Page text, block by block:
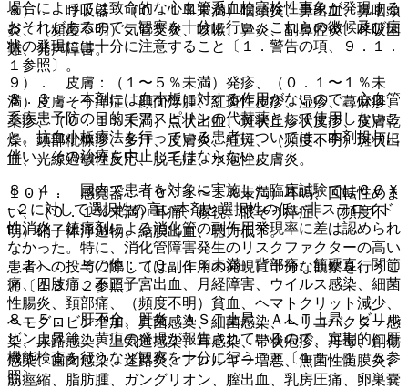
場合によっては致命的な心血管系血栓塞栓性事象が発現する
おそれがあるので、観察を十分に行い、これらの徴候及び症
状の発現には十分に注意すること〔１．警告の項、９．１．
１参照〕。
８．３． 本剤には血小板に対する作用がないので、心血管
系疾患予防の目的でアスピリンの代替薬として使用しないこ
と。抗血小板療法を行っている患者については、本剤投与に
伴い、その治療を中止してはならない。
８．４． 国内で患者を対象に実施した臨床試験ではＣＯＸ
−２に対して選択性の高い本剤と選択性の低い非ステロイド
性消炎・鎮痛剤による消化管の副作用発現率に差は認められ
なかった。特に、消化管障害発生のリスクファクターの高い
患者への投与に際しては副作用の発現に十分な観察を行うこ
と〔１８．２参照〕。
８．５． 肝不全、肝炎、ＡＳＴ上昇、ＡＬＴ上昇、ビリル
ビン上昇等、黄疸の発現が報告されているので、定期的に肝
機能検査を行うなど観察を十分に行うこと〔１１．１．５参
照〕。
８）． 呼吸器：（０．１％未満）咽頭炎、鼻出血、鼻咽頭
炎、（頻度不明）気管支炎、咳嗽、鼻炎、副鼻腔炎、呼吸困
難、発声障害。
９）． 皮膚：（１〜５％未満）発疹、（０．１〜１％未
満）皮膚そう痒症、顔面浮腫、紅斑性皮疹、湿疹、蕁麻疹、
薬疹、（０．１％未満）点状出血、斑状丘疹状皮疹、皮膚乾
燥、頭部粃糠疹、多汗、皮膚炎、紅斑、（頻度不明）斑状出
血、光線過敏性反応、脱毛症、水疱性皮膚炎。
１０）． 感覚器：（０．１〜１％未満）耳鳴、回転性めま
い、（０．１％未満）耳痛、霧視、眼そう痒症、（頻度不
明）硝子体浮遊物、結膜出血、聴力低下。
１１）． その他：（０．１％未満）背部痛、筋硬直、関節
痛、四肢痛、不正子宮出血、月経障害、ウイルス感染、細菌
性腸炎、頚部痛、（頻度不明）貧血、ヘマトクリット減少、
ヘモグロビン増加、真菌感染、細菌感染、ヘリコバクター感
染、尿路感染、上気道感染、耳感染、帯状疱疹、丹毒、創傷
感染、歯肉感染、迷路炎、アレルギー増悪、無菌性髄膜炎、
筋痙縮、脂肪腫、ガングリオン、膣出血、乳房圧痛、卵巣嚢